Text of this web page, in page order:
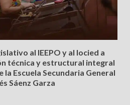
al IEEPO y al Iocied a
técnica y estructural integral
la Escuela Secundaria General
Sáenz Garza